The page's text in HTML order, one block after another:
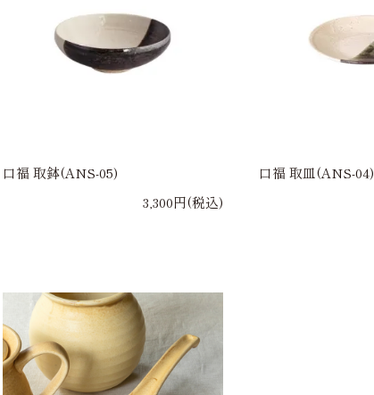
口福 取鉢(ANS-05)
3,300円(税込)
口福 取皿(ANS-04)